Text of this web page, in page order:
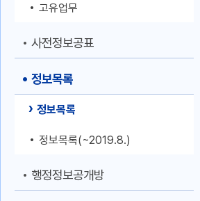
고유업무
사전정보공표
정보목록
정보목록
정보목록(~2019.8.)
행정정보공개방